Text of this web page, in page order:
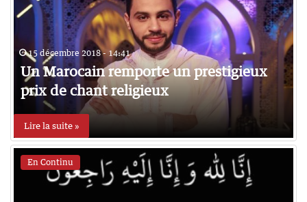
15 décembre 2018 - 14:41
Un Marocain remporte un prestigieux
prix de chant religieux
Lire la suite »
En Continu